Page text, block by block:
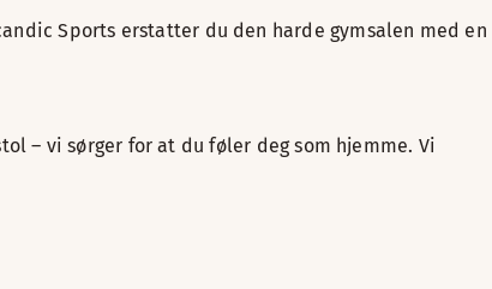
Sports erstatter du den harde gymsalen med en
– vi sørger for at du føler deg som hjemme. Vi